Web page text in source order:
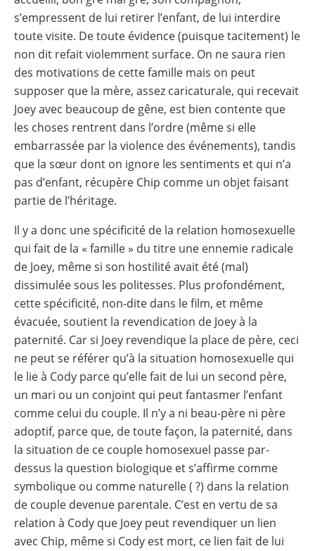
s’empressent de lui retirer l’enfant, de lui interdire
toute visite. De toute évidence (puisque tacitement) le
non dit refait violemment surface. On ne saura rien
des motivations de cette famille mais on peut
supposer que la mère, assez caricaturale, qui recevait
Joey avec beaucoup de gêne, est bien contente que
les choses rentrent dans l’ordre (même si elle
embarrassée par la violence des événements), tandis
que la sœur dont on ignore les sentiments et qui n’a
pas d’enfant, récupère Chip comme un objet faisant
partie de l’héritage.
Il y a donc une spécificité de la relation homosexuelle
qui fait de la « famille » du titre une ennemie radicale
de Joey, même si son hostilité avait été (mal)
dissimulée sous les politesses. Plus profondément,
cette spécificité, non-dite dans le film, et même
évacuée, soutient la revendication de Joey à la
paternité. Car si Joey revendique la place de père, ceci
ne peut se référer qu’à la situation homosexuelle qui
le lie à Cody parce qu’elle fait de lui un second père,
un mari ou un conjoint qui peut fantasmer l’enfant
comme celui du couple. Il n’y a ni beau-père ni père
adoptif, parce que, de toute façon, la paternité, dans
la situation de ce couple homosexuel passe par-
dessus la question biologique et s’affirme comme
symbolique ou comme naturelle ( ?) dans la relation
de couple devenue parentale. C’est en vertu de sa
relation à Cody que Joey peut revendiquer un lien
avec Chip, même si Cody est mort, ce lien fait de lui